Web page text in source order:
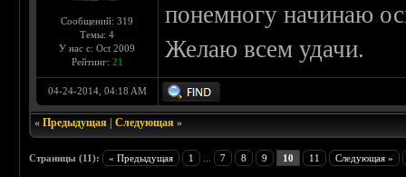
Сообщений: 319
Темы: 4
У нас с: Oct 2009
Рейтинг: 21
понемногу начинаю
Желаю всем удачи.
04-24-2014, 04:18 AM
«Предыдущая |Следующая »
Страницы (11): « Предыдущая 1 7 8 9 10 11 Следующая »